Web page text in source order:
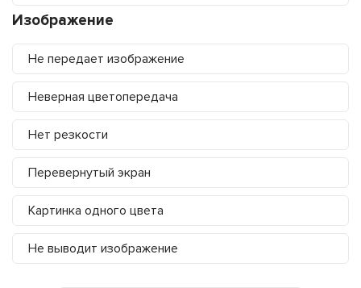
Изображение
Не передает изображение
Неверная цветопередача
Нет резкости
Перевернутый экран
Картинка одного цвета
Не выводит изображение